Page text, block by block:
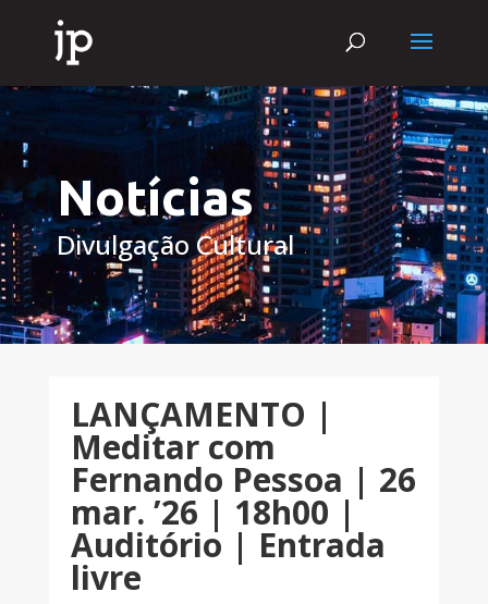
Notícias
Divulgação Cultural
LANÇAMENTO |
Meditar com
Fernando Pessoa | 26
mar. ’26 | 18h00 |
Auditório | Entrada
livre